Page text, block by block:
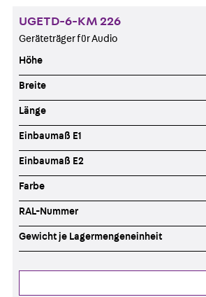
UGETD-6-KM 226
Geräteträger für Audio
Höhe
Breite
Länge
Einbaumaß E1
Einbaumaß E2
Farbe
RAL-Nummer
Gewicht je Lagermengeneinheit